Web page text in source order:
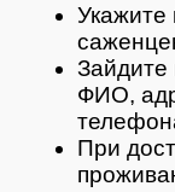
Укажите
Зайдите
ФИО,
При